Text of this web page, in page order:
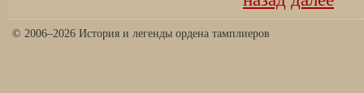
© 2006–2026 История и легенды ордена тамплиеров